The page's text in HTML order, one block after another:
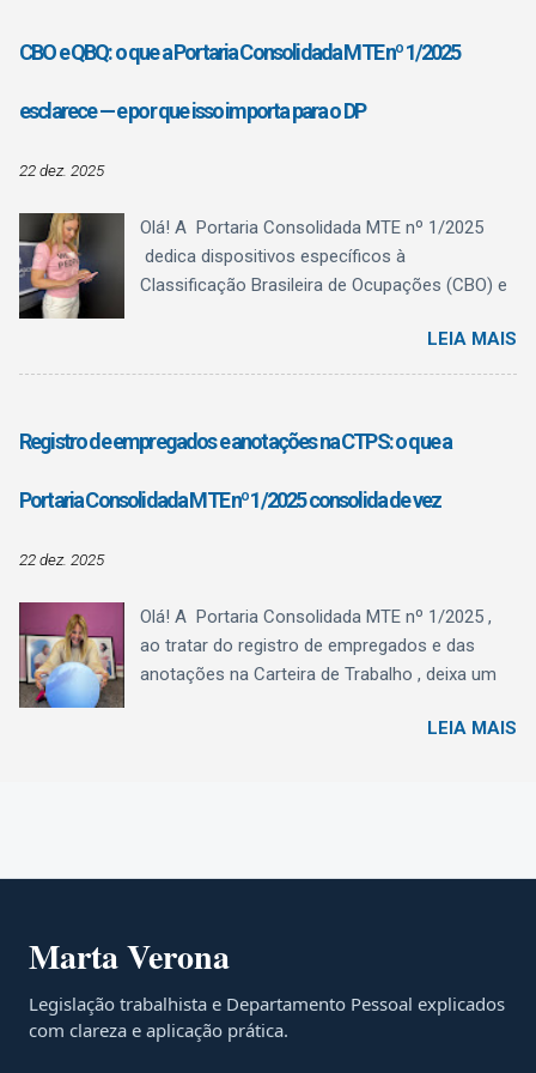
CBO e QBQ: o que a Portaria Consolidada MTE nº 1/2025
esclarece — e por que isso importa para o DP
22 dez. 2025
Olá! A Portaria Consolidada MTE nº 1/2025
dedica dispositivos específicos à
Classificação Brasileira de Ocupações (CBO) e
trazendo algo fundamental para a rotina do
Departamento Pessoal: clareza conceitual . O
o que ela não é , e como o QBQ passa a
funcionar como referência estruturante de
qualificação , sem confundir registro
administrativo com regulamentação
LEIA MAIS
Registro de empregados e anotações na CTPS: o que a
Portaria Consolidada MTE nº 1/2025 consolida de vez
22 dez. 2025
Olá! A Portaria Consolidada MTE nº 1/2025 ,
ao tratar do registro de empregados e das
anotações na Carteira de Trabalho , deixa um
registro e CTPS agora são, definitivamente,
Registro e anotações: exclusivamente pelo
na CTPS Digital (art. 29 da CLT) devem ser
. A CTPS física passa a ter uso apenas residual
, restrito a fatos ocorridos: até 23/09/2019
LEIA MAIS
Marta Verona
Legislação trabalhista e Departamento Pessoal explicados
com clareza e aplicação prática.